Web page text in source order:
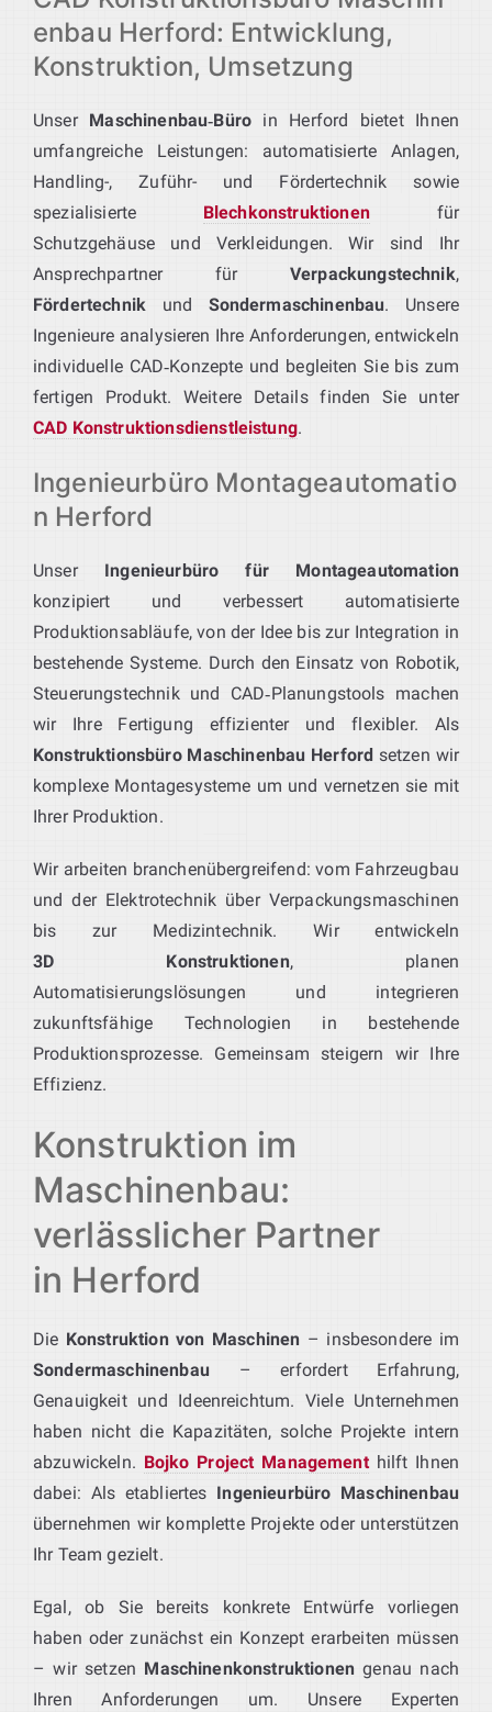
enbau Herford: Entwicklung,
Konstruktion, Umsetzung
Unser Maschinenbau‑Büro in Herford bietet Ihnen
umfangreiche Leistungen: automatisierte Anlagen,
Handling-, Zuführ- und Fördertechnik sowie
spezialisierte Blechkonstruktionenfür
Schutzgehäuse und Verkleidungen. Wir sind Ihr
Ansprechpartner für Verpackungstechnik,
Fördertechnik und Sondermaschinenbau. Unsere
Ingenieure analysieren Ihre Anforderungen, entwickeln
individuelle CAD‑Konzepte und begleiten Sie bis zum
fertigen Produkt. Weitere Details finden Sie unter
CAD Konstruktionsdienstleistung.
Ingenieurbüro Montageautomatio
n Herford
Unser Ingenieurbüro für Montageautomation
konzipiert und verbessert automatisierte
Produktionsabläufe, von der Idee bis zur Integration in
bestehende Systeme. Durch den Einsatz von Robotik,
Steuerungstechnik und CAD‑Planungstools machen
wir Ihre Fertigung effizienter und flexibler. Als
Konstruktionsbüro Maschinenbau Herford setzen wir
komplexe Montagesysteme um und vernetzen sie mit
Ihrer Produktion.
Wir arbeiten branchenübergreifend: vom Fahrzeugbau
und der Elektrotechnik über Verpackungsmaschinen
bis zur Medizintechnik. Wir entwickeln
3D Konstruktionen, planen
Automatisierungslösungen und integrieren
zukunftsfähige Technologien in bestehende
Produktionsprozesse. Gemeinsam steigern wir Ihre
Effizienz.
Konstruktion im
Maschinenbau:
verlässlicher Partner
in Herford
Die Konstruktion von Maschinen – insbesondere im
Sondermaschinenbau – erfordert Erfahrung,
Genauigkeit und Ideenreichtum. Viele Unternehmen
haben nicht die Kapazitäten, solche Projekte intern
abzuwickeln. Bojko Project Managementhilft Ihnen
dabei: Als etabliertes Ingenieurbüro Maschinenbau
übernehmen wir komplette Projekte oder unterstützen
Ihr Team gezielt.
Egal, ob Sie bereits konkrete Entwürfe vorliegen
haben oder zunächst ein Konzept erarbeiten müssen
– wir setzen Maschinenkonstruktionen genau nach
Ihren Anforderungen um. Unsere Experten